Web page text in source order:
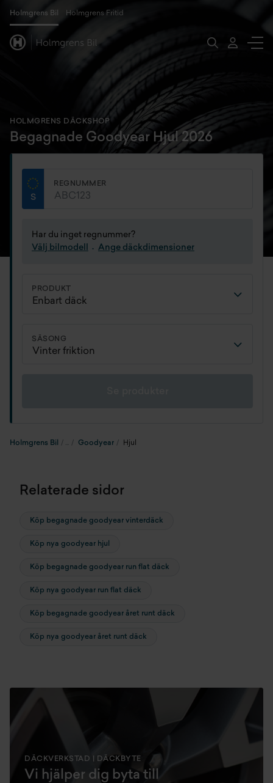
Holmgrens Bil Holmgrens Fritid
HOLMGRENS DÄCKSHOP
Begagnade Goodyear Hjul 2026
REGNUMMER
Har du inget regnummer?
Välj bilmodell
Ange däckdimensioner
PRODUKT
SÄSONG
Holmgrens Bil Goodyear Hjul
Relaterade sidor
Köp begagnade goodyear vinterdäck
Köp nya goodyear hjul
Köp begagnade goodyear run flat däck
Köp nya goodyear run flat däck
Köp begagnade goodyear året runt däck
Köp nya goodyear året runt däck
DÄCKVERKSTAD | DÄCKBYTE
Vi hjälper dig byta till